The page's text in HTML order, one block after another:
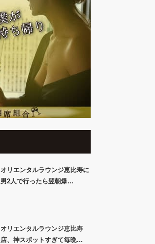
オリエンタルラウンジ恵比寿に
男2人で行ったら翌朝爆…
オリエンタルラウンジ恵比寿
店、神スポットすぎて毎晩…